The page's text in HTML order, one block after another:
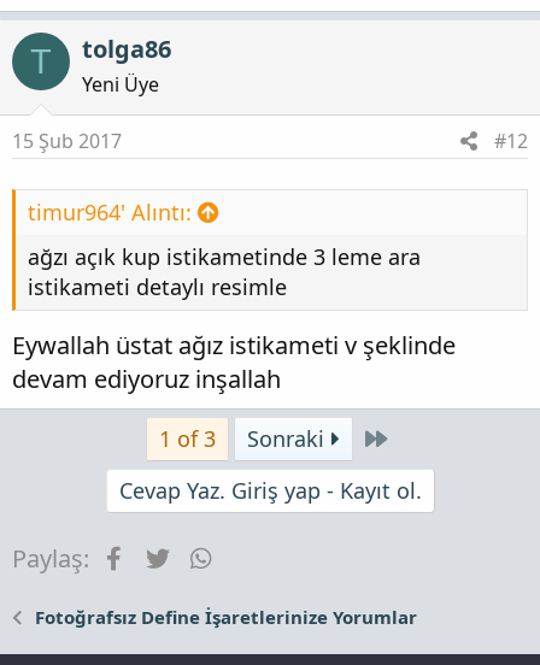
T tolga86
Yeni Üye
15 Şub 2017 #12
timur964' Alıntı:
ağzı açık kup istikametinde 3 leme ara
istikameti detaylı resimle
Eywallah üstat ağız istikameti v şeklinde
devam ediyoruz inşallah
1 of 3 Sonraki
Son
Cevap Yaz. Giriş yap - Kayıt ol.
Paylaş: Facebook
Twitter
Fotoğrafsız Define İşaretlerinize Yorumlar